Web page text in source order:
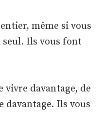
même si vous
seul. Ils vous font
vivre davantage, de
davantage. Ils vous